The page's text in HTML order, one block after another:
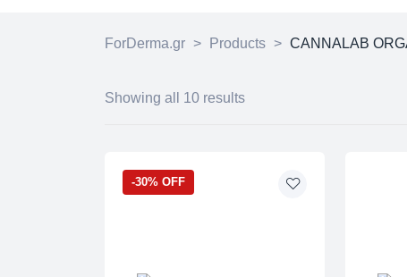
ForDerma.gr > Products > CANNALAB
Showing all 10 results
-30% OFF